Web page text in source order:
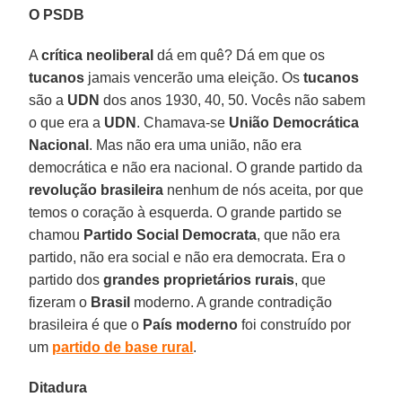
O PSDB
Acrítica neoliberal dá em quê? Dá em que os
tucanos jamais vencerão uma eleição. Ostucanos
são a UDN dos anos 1930, 40, 50. Vocês não sabem
o que era a UDN . Chamava-se União Democrática
Nacional . Mas não era uma união, não era
democrática e não era nacional. O grande partido da
revolução brasileira nenhum de nós aceita, por que
temos o coração à esquerda. O grande partido se
chamou Partido Social Democrata, que não era
partido, não era social e não era democrata. Era o
partido dosgrandes proprietários rurais, que
fizeram o Brasil moderno. A grande contradição
brasileira é que o País moderno foi construído por
um partido de base rural .
Ditadura